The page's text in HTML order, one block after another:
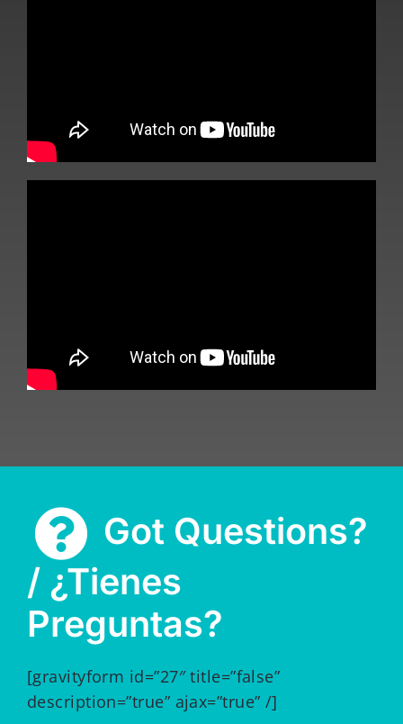
Got Questions?
/ ¿Tienes
Preguntas?
[gravityform id=”27″ title=”false”
description=”true” ajax=”true” /]